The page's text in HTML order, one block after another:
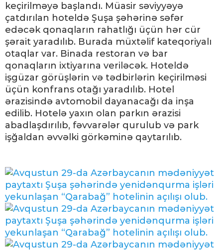
keçirilməyə başlandı. Müasir səviyyəyə
çatdırılan hoteldə Şuşa şəhərinə səfər
edəcək qonaqların rahatlığı üçün hər cür
şərait yaradılıb. Burada müxtəlif kateqoriyalı
otaqlar var. Binada restoran və bar
qonaqların ixtiyarına veriləcək. Hoteldə
işgüzar görüşlərin və tədbirlərin keçirilməsi
üçün konfrans otağı yaradılıb. Hotel
ərazisində avtomobil dayanacağı da inşa
edilib. Hotelə yaxın olan parkın ərazisi
abadlaşdırılıb, fəvvarələr qurulub və park
işğaldan əvvəlki görkəminə qaytarılıb.